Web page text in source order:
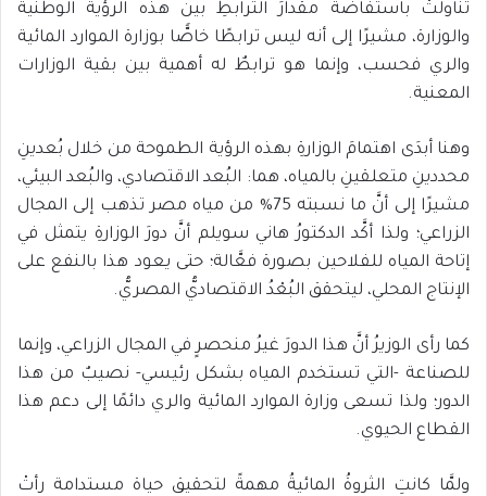
تناولتْ باستفاضة مقدارَ الترابطِ بين هذه الرؤية الوطنية
والوزارة، مشيرًا إلى أنه ليس ترابطًا خاصًّا بوزارة الموارد المائية
والري فحسب، وإنما هو ترابطٌ له أهمية بين بقية الوزارات
المعنية.
وهنا أبدَى اهتمامَ الوزارةِ بهذه الرؤية الطموحة من خلال بُعدينِ
محددينِ متعلقينِ بالمياه، هما: البُعد الاقتصادي، والبُعد البيئي،
مشيرًا إلى أنَّ ما نسبته 75% من مياه مصر تذهب إلى المجال
الزراعي؛ ولذا أكَّد الدكتورُ هاني سويلم أنَّ دورَ الوزارةِ يتمثل في
إتاحة المياه للفلاحين بصورة فعَّالة؛ حتى يعود هذا بالنفع على
الإنتاج المحلي، ليتحقق البُعْدُ الاقتصاديُّ المصريُّ.
كما رأى الوزيرُ أنَّ هذا الدورَ غيرُ منحصرٍ في المجال الزراعي، وإنما
للصناعة -التي تستخدم المياه بشكل رئيسي- نصيبٌ من هذا
الدور؛ ولذا تسعى وزارة الموارد المائية والري دائمًا إلى دعم هذا
القطاع الحيوي.
ولمَّا كانتِ الثروةُ المائيةُ مهمةً لتحقيق حياة مستدامة رأتْ